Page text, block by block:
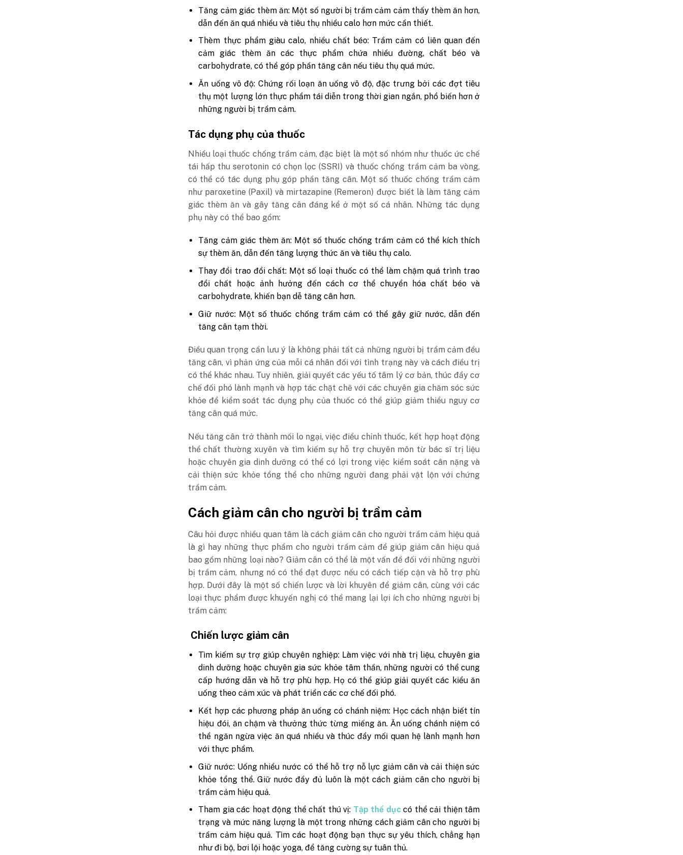
Tăng cảm giác thèm ăn: Một số người bị trầm cảm cảm thấy thèm ăn hơn,
dẫn đến ăn quá nhiều và tiêu thụ nhiều calo hơn mức cần thiết.
Thèm thực phẩm giàu calo, nhiều chất béo: Trầm cảm có liên quan đến
cảm giác thèm ăn các thực phẩm chứa nhiều đường, chất béo và
carbohydrate, có thể góp phần tăng cân nếu tiêu thụ quá mức.
Ăn uống vô độ: Chứng rối loạn ăn uống vô độ, đặc trưng bởi các đợt tiêu
thụ một lượng lớn thực phẩm tái diễn trong thời gian ngắn, phổ biến hơn ở
những người bị trầm cảm.
Tác dụng phụ của thuốc
Nhiều loại thuốc chống trầm cảm, đặc biệt là một số nhóm như thuốc ức chế
tái hấp thu serotonin có chọn lọc (SSRI) và thuốc chống trầm cảm ba vòng,
có thể có tác dụng phụ góp phần tăng cân. Một số thuốc chống trầm cảm
như paroxetine (Paxil) và mirtazapine (Remeron) được biết là làm tăng cảm
giác thèm ăn và gây tăng cân đáng kể ở một số cá nhân. Những tác dụng
phụ này có thể bao gồm:
Tăng cảm giác thèm ăn: Một số thuốc chống trầm cảm có thể kích thích
sự thèm ăn, dẫn đến tăng lượng thức ăn và tiêu thụ calo.
Thay đổi trao đổi chất: Một số loại thuốc có thể làm chậm quá trình trao
đổi chất hoặc ảnh hưởng đến cách cơ thể chuyển hóa chất béo và
carbohydrate, khiến bạn dễ tăng cân hơn.
Giữ nước: Một số thuốc chống trầm cảm có thể gây giữ nước, dẫn đến
tăng cân tạm thời.
Điều quan trọng cần lưu ý là không phải tất cả những người bị trầm cảm đều
tăng cân, vì phản ứng của mỗi cá nhân đối với tình trạng này và cách điều trị
có thể khác nhau. Tuy nhiên, giải quyết các yếu tố tâm lý cơ bản, thúc đẩy cơ
chế đối phó lành mạnh và hợp tác chặt chẽ với các chuyên gia chăm sóc sức
khỏe để kiểm soát tác dụng phụ của thuốc có thể giúp giảm thiểu nguy cơ
tăng cân quá mức.
Nếu tăng cân trở thành mối lo ngại, việc điều chỉnh thuốc, kết hợp hoạt động
thể chất thường xuyên và tìm kiếm sự hỗ trợ chuyên môn từ bác sĩ trị liệu
hoặc chuyên gia dinh dưỡng có thể có lợi trong việc kiểm soát cân nặng và
cải thiện sức khỏe tổng thể cho những người đang phải vật lộn với chứng
trầm cảm.
Cách giảm cân cho người bị trầm cảm
Câu hỏi được nhiều quan tâm là cách giảm cân cho người trầm cảm hiệu quả
là gì hay những thực phẩm cho người trầm cảm để giúp giảm cân hiệu quả
bao gồm những loại nào? Giảm cân có thể là một vấn đề đối với những người
bị trầm cảm, nhưng nó có thể đạt được nếu có cách tiếp cận và hỗ trợ phù
hợp. Dưới đây là một số chiến lược và lời khuyên để giảm cân, cùng với các
loại thực phẩm được khuyến nghị có thể mang lại lợi ích cho những người bị
trầm cảm:
Chiến lược giảm cân
Tìm kiếm sự trợ giúp chuyên nghiệp: Làm việc với nhà trị liệu, chuyên gia
dinh dưỡng hoặc chuyên gia sức khỏe tâm thần, những người có thể cung
cấp hướng dẫn và hỗ trợ phù hợp. Họ có thể giúp giải quyết các kiểu ăn
uống theo cảm xúc và phát triển các cơ chế đối phó.
Kết hợp các phương pháp ăn uống có chánh niệm: Học cách nhận biết tín
hiệu đói, ăn chậm và thưởng thức từng miếng ăn. Ăn uống chánh niệm có
thể ngăn ngừa việc ăn quá nhiều và thúc đẩy mối quan hệ lành mạnh hơn
với thực phẩm.
Giữ nước: Uống nhiều nước có thể hỗ trợ nỗ lực giảm cân và cải thiện sức
khỏe tổng thể. Giữ nước đầy đủ luôn là một cách giảm cân cho người bị
trầm cảm hiệu quả.
Tham gia các hoạt động thể chất thú vị: Tập thể dụccó thể cải thiện tâm
trạng và mức năng lượng là một trong những cách giảm cân cho người bị
trầm cảm hiệu quả. Tìm các hoạt động bạn thực sự yêu thích, chẳng hạn
như đi bộ, bơi lội hoặc yoga, để tăng cường sự tuân thủ.